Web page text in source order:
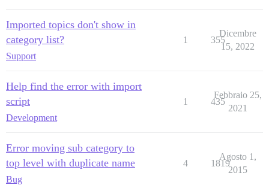
Imported topics don't show in
category list?
Support
1 355
Dicembre
15, 2022
Help find the error with import
script
Development
1 435
Febbraio 25,
2021
Error moving sub category to
top level with duplicate name
Bug
4 1819
Agosto 1,
2015